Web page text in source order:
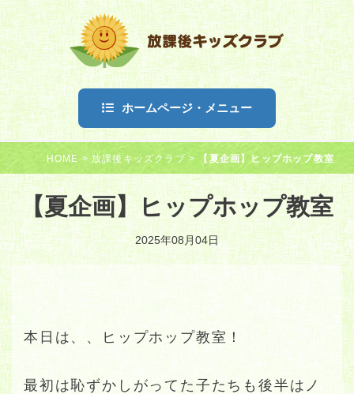
ホームページ・メニュー
HOME > 放課後キッズクラブ > 【夏企画】ヒップホップ教室
【夏企画】ヒップホップ教室
2025年08月04日
本日は、、ヒップホップ教室！
最初は恥ずかしがってた子たちも後半はノ